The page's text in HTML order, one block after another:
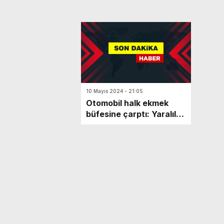
10 Mayıs 2024 - 21:05
Otomobil halk ekmek
büfesine çarptı: Yaralılar